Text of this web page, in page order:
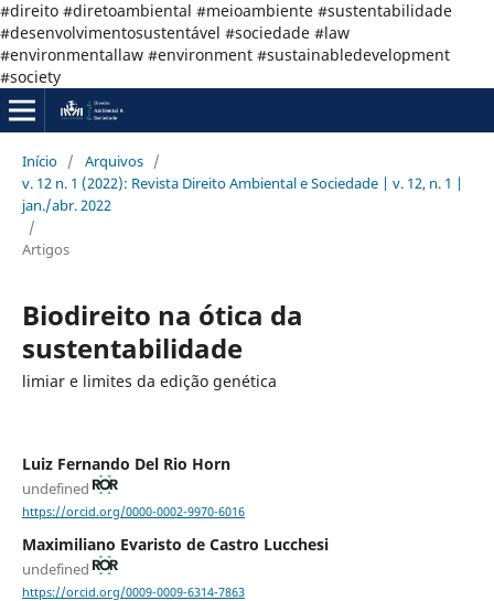
#direito #diretoambiental #meioambiente #sustentabilidade
#desenvolvimentosustentável #sociedade #law
#environmentallaw #environment #sustainabledevelopment
#society
Início / Arquivos /
v. 12 n. 1 (2022): Revista Direito Ambiental e Sociedade | v. 12, n. 1 |
jan./abr. 2022
/
Artigos
Biodireito na ótica da
sustentabilidade
limiar e limites da edição genética
Luiz Fernando Del Rio Horn
undefined
https://orcid.org/0000-0002-9970-6016
Maximiliano Evaristo de Castro Lucchesi
undefined
https://orcid.org/0009-0009-6314-7863